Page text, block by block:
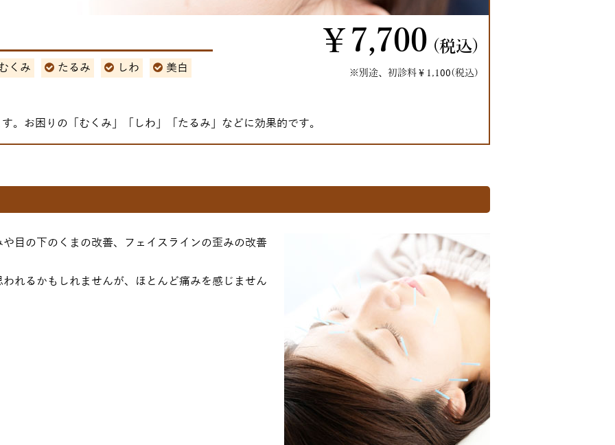
くみ たるみ しわ 美白
￥7,700 (税込)
※別途、初診料￥1,100(税込)
。お困りの「むくみ」「しわ」「たるみ」などに効果的です。
目の下のくまの改善、フェイスラインの歪みの改善
れるかもしれませんが、ほとんど痛みを感じません